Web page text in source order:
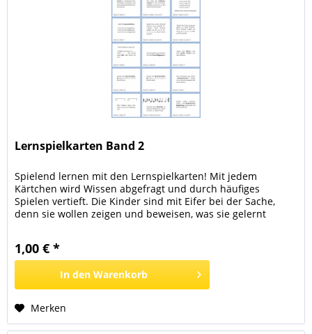
Lernspielkarten Band 2
Spielend lernen mit den Lernspielkarten! Mit jedem
Kärtchen wird Wissen abgefragt und durch häufiges
Spielen vertieft. Die Kinder sind mit Eifer bei der Sache,
denn sie wollen zeigen und beweisen, was sie gelernt
Es gibt auch Aufforderungen, etwas auf dem Klavier zu...
1,00 € *
In den Warenkorb
Merken